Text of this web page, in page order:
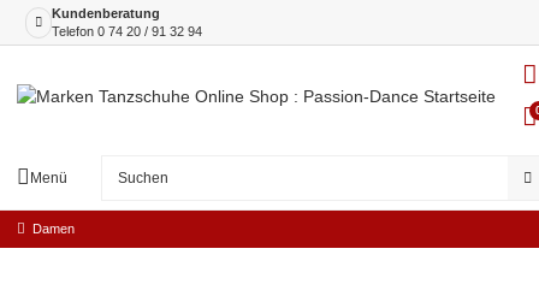
Kundenberatung
Telefon 0 74 20 / 91 32 94
Menü
Damen